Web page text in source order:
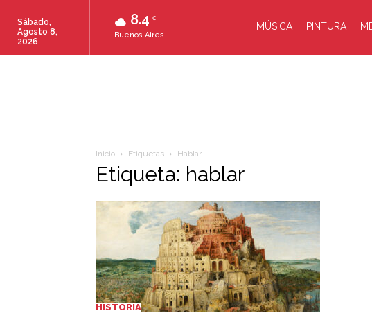
8.4 C
Buenos Aires
Sábado,
Agosto 8,
2026
MÚSICA PINTURA
Inicio Etiquetas Hablar
Etiqueta: hablar
HISTORIA